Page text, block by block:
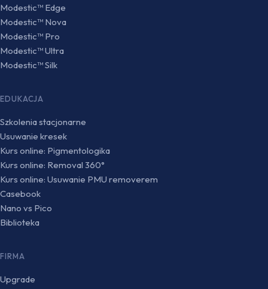
Modestic™ Edge
Modestic™ Nova
Modestic™ Pro
Modestic™ Ultra
Modestic™ Silk
EDUKACJA
Szkolenia stacjonarne
Usuwanie kresek
Kurs online: Pigmentologika
Kurs online: Removal 360°
Kurs online: Usuwanie PMU removerem
Casebook
Nano vs Pico
Biblioteka
FIRMA
Upgrade